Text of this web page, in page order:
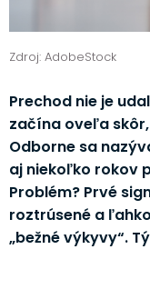
Zdroj: AdobeStock
Prechod nie je
začína oveľa
Odborne sa
aj niekoľko rokov
Problém? Prvé
roztrúsené a
„bežné výkyvy“.